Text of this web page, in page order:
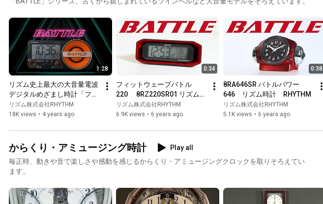
1:28
リズム史上最大の大音量電波
デジタルめざまし時計「フィ
ットウェーブバトル230」
8RZ230SR02　　リズム
リズム株式会社RHYTHM
18K views • 4 years ago
0:34
フィットウェーブバトル
220　 8RZ220SR01 リズム時
計　RHYTHM
リズム株式会社RHYTHM
6.9K views • 6 years ago
0:38
8RA646SR バトルパワー
646　リズム時計　RHYTHM
リズム株式会社RHYTHM
5.1K views • 6 years ago
からくり・アミュージング時計
Play all
毎正時、動きや音で楽しさや感動を感じるからくり・アミュージングクロックを取りそろえてい
ます。